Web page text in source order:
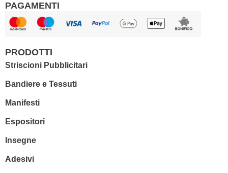
PAGAMENTI
PRODOTTI
Striscioni Pubblicitari
Bandiere e Tessuti
Manifesti
Espositori
Insegne
Adesivi